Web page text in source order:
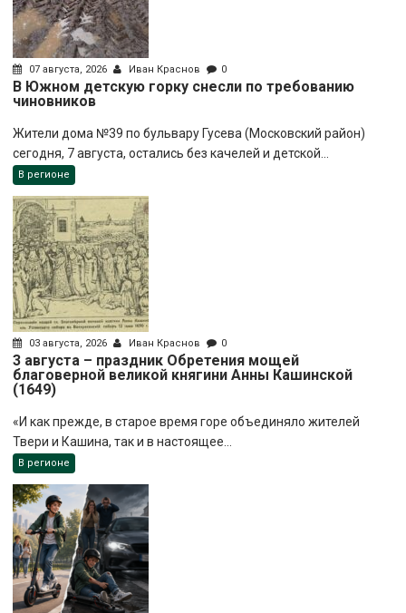
07 августа, 2026 Иван Краснов 0
В Южном детскую горку снесли по требованию
чиновников
Жители дома №39 по бульвару Гусева (Московский район)
сегодня, 7 августа, остались без качелей и детской...
В регионе
03 августа, 2026 Иван Краснов 0
3 августа – праздник Обретения мощей
благоверной великой княгини Анны Кашинской
(1649)
«И как прежде, в старое время горе объединяло жителей
Твери и Кашина, так и в настоящее...
В регионе